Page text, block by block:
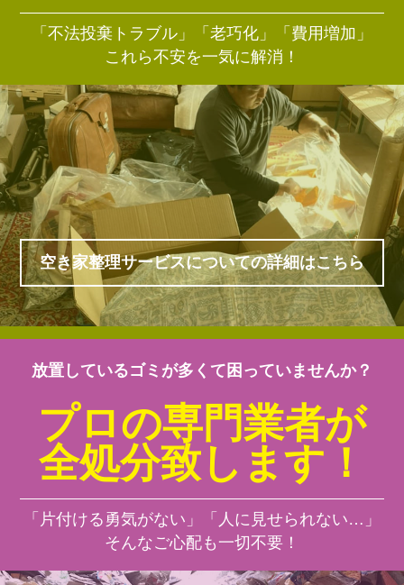
「不法投棄トラブル」「老巧化」「費用増加」
これら不安を一気に解消！
空き家整理サービスについての詳細はこちら
放置しているゴミが多くて困っていませんか？
プロの専門業者が
全処分致します！
「片付ける勇気がない」「人に見せられない…」
そんなご心配も一切不要！